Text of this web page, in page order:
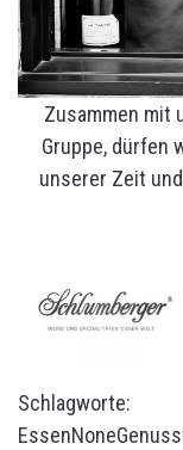
Zusammen mit
Gruppe, dürfen
unserer Zeit
Schlagworte:
EssenNoneGenuss